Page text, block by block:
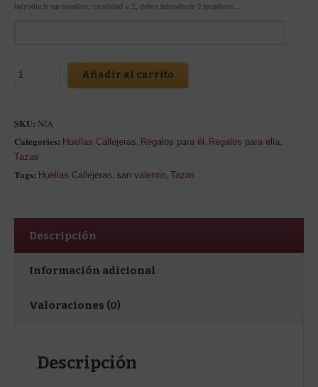
introducir un nombre; cantidad = 2, debes introducir 2 nombres....
Añadir al carrito
SKU: N/A
Categories: Huellas Callejeras, Regalos para él , Regalos para ella,
Tazas
Tags: Huellas Callejeras, san valentin, Tazas
Descripción
Información adicional
Valoraciones (0)
Descripción